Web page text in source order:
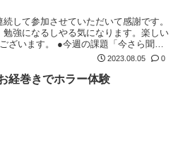
して参加させていただいて感謝です。
強になるしやる気になります。楽しい
ざいます。 ●今週の課題「今さら聞け
今月中に、母が以前のように散歩に行
2023.08.05 0
経巻きでホラー体験